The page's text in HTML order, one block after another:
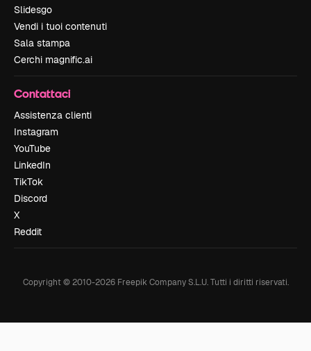
Slidesgo
Vendi i tuoi contenuti
Sala stampa
Cerchi magnific.ai
Contattaci
Assistenza clienti
Instagram
YouTube
LinkedIn
TikTok
Discord
X
Reddit
Copyright © 2010-2026Freepik Company S.L.U. Tutti i diritti riservati.